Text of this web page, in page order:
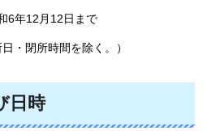
6年12月12日まで
・閉所時間を除く。）
日時